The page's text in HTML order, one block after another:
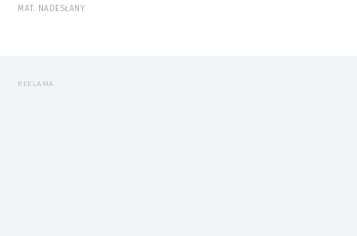
MAT. NADESŁANY
REKLAMA